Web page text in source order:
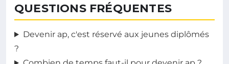
QUESTIONS FRÉQUENTES
Devenir ap, c'est réservé aux jeunes diplômés
?